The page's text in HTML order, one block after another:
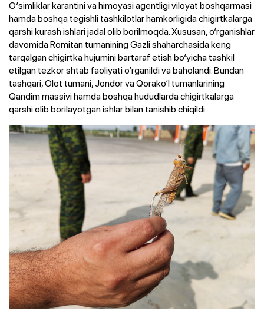
O‘simliklar karantini va himoyasi agentligi viloyat boshqarmasi
hamda boshqa tegishli tashkilotlar hamkorligida chigirtkalarga
qarshi kurash ishlari jadal olib borilmoqda. Xususan, o‘rganishlar
davomida Romitan tumanining Gazli shaharchasida keng
tarqalgan chigirtka hujumini bartaraf etish bo‘yicha tashkil
etilgan tezkor shtab faoliyati o‘rganildi va baholandi. Bundan
tashqari, Olot tumani, Jondor va Qorako‘l tumanlarining
Qandim massivi hamda boshqa hududlarda chigirtkalarga
qarshi olib borilayotgan ishlar bilan tanishib chiqildi.